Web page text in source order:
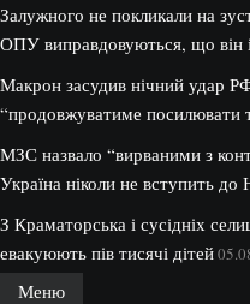
Залужного не покликали на
ОПУ виправдовуються, що він
Макрон засудив нічний удар
“продовжуватиме посилювати
МЗС назвало “вирваними з
Україна ніколи не вступить
З Краматорська і сусідніх
евакуюють пів тисячі дітей
Меню